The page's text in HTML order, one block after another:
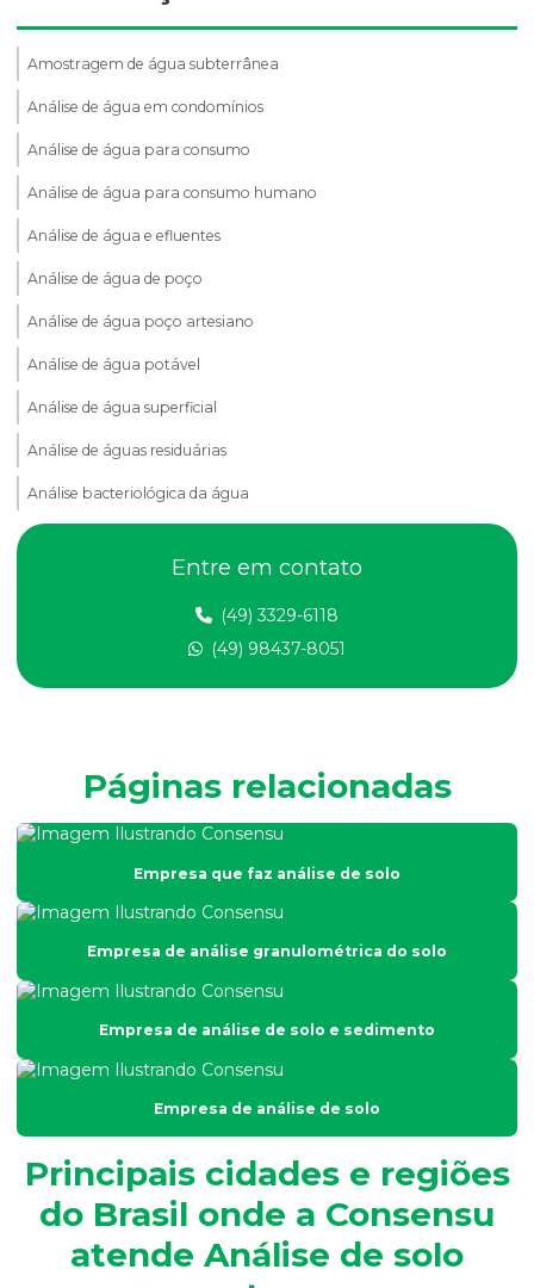
Amostragem de água subterrânea
Análise de água em condomínios
Análise de água para consumo
Análise de água para consumo humano
Análise de água e efluentes
Análise de água de poço
Análise de água poço artesiano
Análise de água potável
Análise de água superficial
Análise de águas residuárias
Análise bacteriológica da água
Análise de dbo em efluentes
Análise de dqo em efluente
Análise de efluentes líquidos
Análise de esgoto
Análise de fertilidade do solo
Análise física do solo
Análise granulométrica
Análise granulométrica do solo
Análise microbiológica de água
Análise microbiológica de água para consumo humano
Entre em contato
(49) 3329-6118
(49) 98437-8051
Páginas relacionadas
Empresa que faz análise de solo
Empresa de análise granulométrica do solo
Empresa de análise de solo e sedimento
Empresa de análise de solo
Principais cidades e regiões
do Brasil onde a Consensu
atende Análise de solo